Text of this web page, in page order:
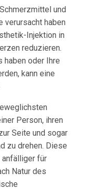
und
verursacht haben
Injektion in
reduzieren.
haben oder Ihre
kann eine
Person, ihren
Seite und sogar
zu drehen. Diese
anfälliger für
Natur des